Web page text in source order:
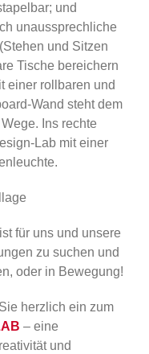
und
unaussprechliche
und Sitzen
Tische bereichern
einer rollbaren und
Wand steht dem
Ins rechte
Lab mit einer
für uns und unsere
zu suchen und
oder in Bewegung!
herzlich ein zum
– eine
und